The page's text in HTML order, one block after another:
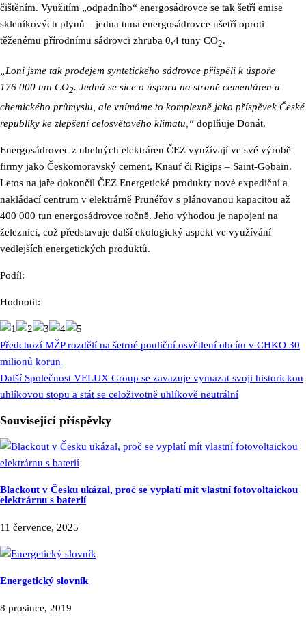
čištěním. Využitím „odpadního“ energosádrovce se tak šetří emise
skleníkových plynů – jedna tuna energosádrovce ušetří oproti
těženému přírodnímu sádrovci zhruba 0,4 tuny CO2.
„Loni jsme tak prodejem syntetického sádrovce přispěli k úspoře
176 000 tun CO2. Jedná se sice o úsporu na straně cementáren a
chemického průmyslu, ale vnímáme to komplexně jako příspěvek České
republiky ke zlepšení celosvětového klimatu,“ doplňuje Donát.
Energosádrovec z uhelných elektráren ČEZ využívají ve své výrobě
firmy jako Českomoravský cement, Knauf či Rigips – Saint-Gobain.
Letos na jaře dokončil ČEZ Energetické produkty nové expediční a
nakládací centrum v elektrárně Prunéřov s plánovanou kapacitou až
400 000 tun energosádrovce ročně. Jeho výhodou je napojení na
železnici, což představuje další ekologický aspekt ve využívání
vedlejších energetických produktů.
Podíl:
Hodnotit:
Předchozí MŽP rozdělí na šetrné pouliční osvětlení obcím v CHKO 30
milionů korun
Další Společnost VELUX Group se zavazuje vymazat svoji historickou
uhlíkovou stopu a stát se celoživotně uhlíkově neutrální
Související příspěvky
Blackout v Česku ukázal, proč se vyplatí mít vlastní fotovoltaickou
elektrárnu s baterií
11 července, 2025
Energetický slovník
8 prosince, 2019